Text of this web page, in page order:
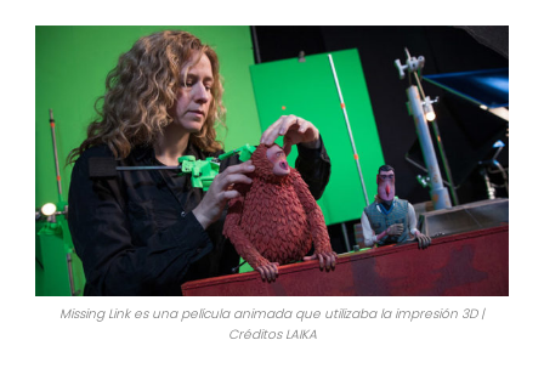
Missing Link es una película animada que utilizaba la impresión 3D |
Créditos LAIKA